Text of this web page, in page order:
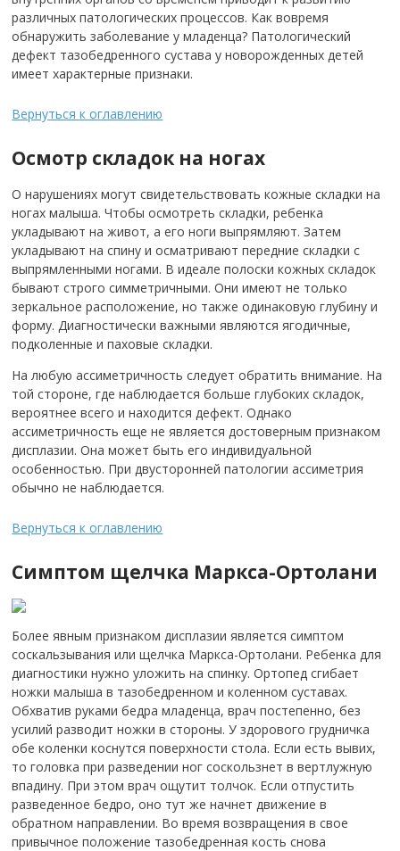
различных патологических процессов. Как вовремя
обнаружить заболевание у младенца? Патологический
дефект тазобедренного сустава у новорожденных детей
имеет характерные признаки.
Вернуться к оглавлению
Осмотр складок на ногах
О нарушениях могут свидетельствовать кожные складки на
ногах малыша. Чтобы осмотреть складки, ребенка
укладывают на живот, а его ноги выпрямляют. Затем
укладывают на спину и осматривают передние складки с
выпрямленными ногами. В идеале полоски кожных складок
бывают строго симметричными. Они имеют не только
зеркальное расположение, но также одинаковую глубину и
форму. Диагностически важными являются ягодичные,
подколенные и паховые складки.
На любую ассиметричность следует обратить внимание. На
той стороне, где наблюдается больше глубоких складок,
вероятнее всего и находится дефект. Однако
ассиметричность еще не является достоверным признаком
дисплазии. Она может быть его индивидуальной
особенностью. При двусторонней патологии ассиметрия
обычно не наблюдается.
Вернуться к оглавлению
Симптом щелчка Маркса-Ортолани
Более явным признаком дисплазии является симптом
соскальзывания или щелчка Маркса-Ортолани. Ребенка для
диагностики нужно уложить на спинку. Ортопед сгибает
ножки малыша в тазобедренном и коленном суставах.
Обхватив руками бедра младенца, врач постепенно, без
усилий разводит ножки в стороны. У здорового грудничка
обе коленки коснутся поверхности стола. Если есть вывих,
то головка при разведении ног соскользнет в вертлужную
впадину. При этом врач ощутит толчок. Если отпустить
разведенное бедро, оно тут же начнет движение в
обратном направлении. Во время возвращения в свое
привычное положение тазобедренная кость снова